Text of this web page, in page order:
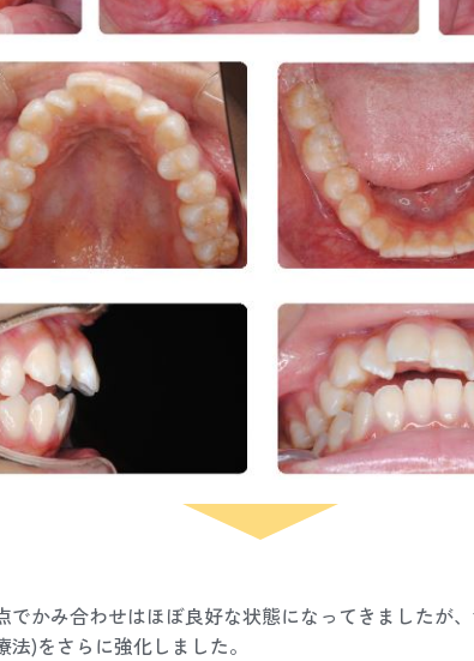
でかみ合わせはほぼ良好な状態になってきましたが
)をさらに強化しました。